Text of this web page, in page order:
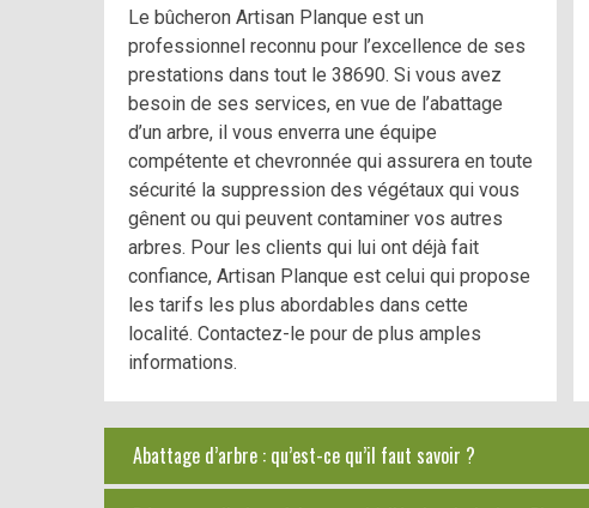
Le bûcheron Artisan Planque est un
professionnel reconnu pour l’excellence de ses
prestations dans tout le 38690. Si vous avez
besoin de ses services, en vue de l’abattage
d’un arbre, il vous enverra une équipe
compétente et chevronnée qui assurera en toute
sécurité la suppression des végétaux qui vous
gênent ou qui peuvent contaminer vos autres
arbres. Pour les clients qui lui ont déjà fait
confiance, Artisan Planque est celui qui propose
les tarifs les plus abordables dans cette
localité. Contactez-le pour de plus amples
informations.
Abattage d’arbre : qu’est-ce qu’il faut savoir ?